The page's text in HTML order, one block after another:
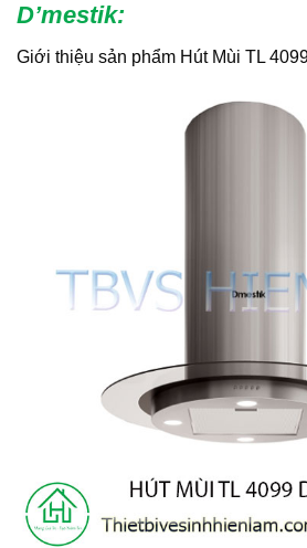
D’mestik:
Giới thiệu sản phẩm Hút Mùi TL